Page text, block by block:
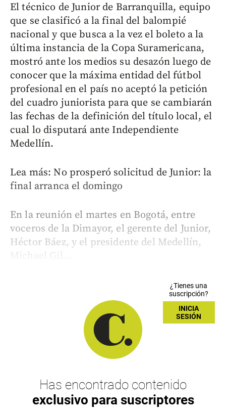
El técnico de Junior de Barranquilla, equipo
que se clasificó a la final del balompié
nacional y que busca a la vez el boleto a la
última instancia de la Copa Suramericana,
mostró ante los medios su desazón luego de
conocer que la máxima entidad del fútbol
profesional en el país no aceptó la petición
del cuadro juniorista para que se cambiarán
las fechas de la definición del título local, el
cual lo disputará ante Independiente
Medellín.
Lea más: No prosperó solicitud de Junior: la
final arranca el domingo
En la reunión el martes en Bogotá, entre
voceros de la Dimayor, el gerente del Junior,
Héctor Báez, y el presidente del Medellín,
Michael Gil...
¿Tienes una
suscripción?
INICIA
SESIÓN
Has encontrado contenido
exclusivo para suscriptores